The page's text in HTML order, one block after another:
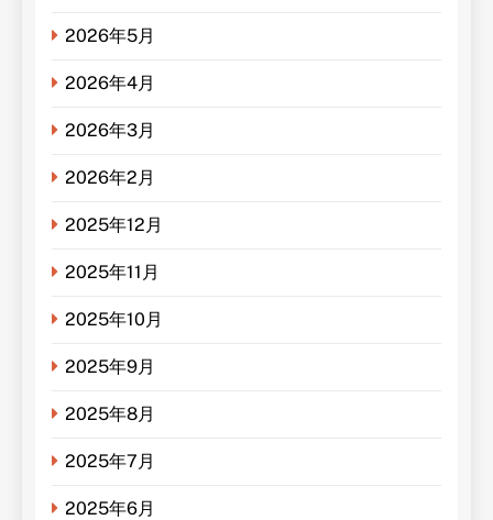
2026年5月
2026年4月
2026年3月
2026年2月
2025年12月
2025年11月
2025年10月
2025年9月
2025年8月
2025年7月
2025年6月